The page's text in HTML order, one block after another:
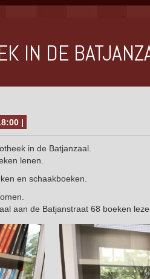
IN DE
|
in de Batjanzaal.
lenen.
en schaakboeken.
aan de Batjanstraat 68 boeken